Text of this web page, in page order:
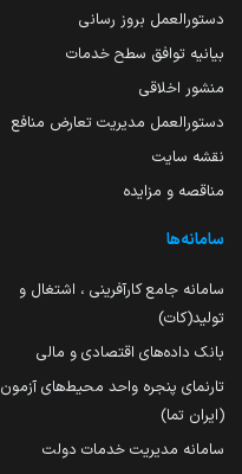
دستورالعمل بروز رسانی
بیانیه توافق سطح خدمات
منشور اخلاقی
دستورالعمل مدیریت تعارض منافع
نقشه سایت
مناقصه و مزایده
سامانه‌ها
سامانه جامع کارآفرینی ، اشتغال و
تولید(کات)
بانک داده‌های اقتصادی و مالی
تارنمای پنجره واحد محیط‌های آزمون
(ایران تما)
سامانه مدیریت خدمات دولت